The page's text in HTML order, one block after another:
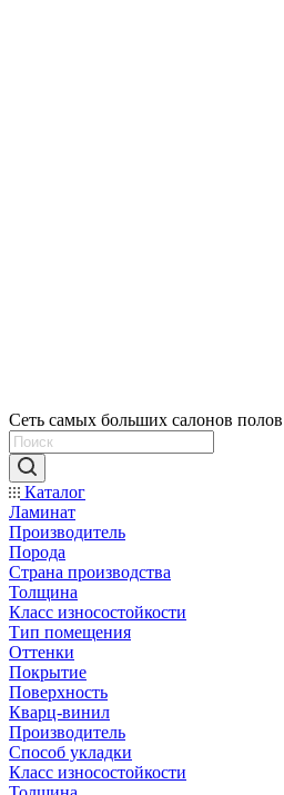
Сеть самых больших салонов
Каталог
Ламинат
Производитель
Порода
Страна производства
Толщина
Класс износостойкости
Тип помещения
Оттенки
Покрытие
Поверхность
Кварц-винил
Производитель
Способ укладки
Класс износостойкости